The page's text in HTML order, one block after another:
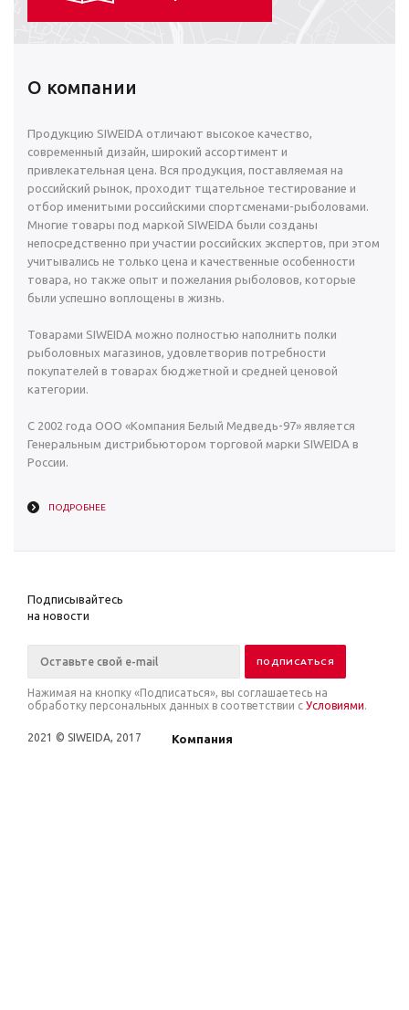
О компании
Продукцию SIWEIDA отличают высокое качество,
современный дизайн, широкий ассортимент и
привлекательная цена. Вся продукция, поставляемая на
российский рынок, проходит тщательное тестирование и
отбор именитыми российскими спортсменами-рыболовами.
Многие товары под маркой SIWEIDA были созданы
непосредственно при участии российских экспертов, при этом
учитывались не только цена и качественные особенности
товара, но также опыт и пожелания рыболовов, которые
были успешно воплощены в жизнь.
Товарами SIWEIDA можно полностью наполнить полки
рыболовных магазинов, удовлетворив потребности
покупателей в товарах бюджетной и средней ценовой
категории.
С 2002 года ООО «Компания Белый Медведь-97» является
Генеральным дистрибьютором торговой марки SIWEIDA в
России.
ПОДРОБНЕЕ
Подписывайтесь
на новости
Нажимая на кнопку «Подписаться», вы соглашаетесь на
обработку персональных данных в соответствии с Условиями.
2021 © SIWEIDA, 2017 Компания